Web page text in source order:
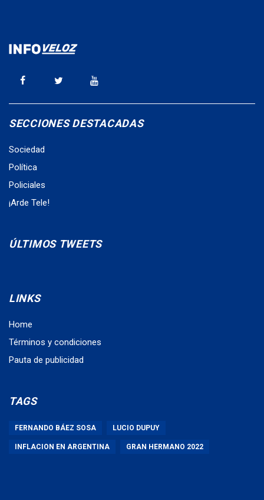
SECCIONES DESTACADAS
Sociedad
Política
Policiales
¡Arde Tele!
ÚLTIMOS TWEETS
LINKS
Home
Términos y condiciones
Pauta de publicidad
TAGS
FERNANDO BÁEZ SOSA LUCIO DUPUY
INFLACION EN ARGENTINA GRAN HERMANO 2022